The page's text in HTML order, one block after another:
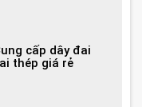
cấp dây đai
thép giá rẻ